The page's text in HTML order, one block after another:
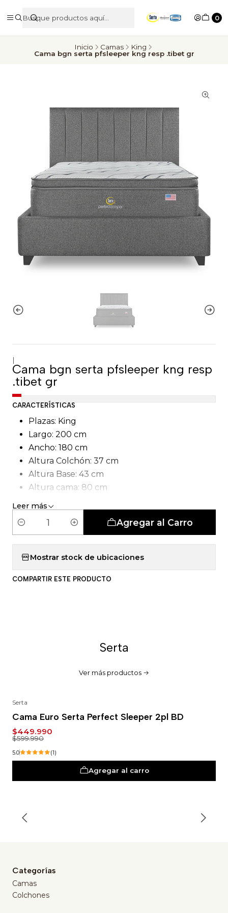
0
Inicio Camas
King
Cama bgn serta pfsleeper kng resp .tibet gr
|
Cama bgn serta pfsleeper kng resp
.tibet gr
CARACTERÍSTICAS
Plazas: King
Largo: 200 cm
Ancho: 180 cm
Altura Colchón: 37 cm
Altura Base: 43 cm
Altura cama: 80 cm
Tipo de Carcasa: Pocket smartcomfort
Leer más
t
i
Agregar al Carro
Mostrar stock de ubicaciones
COMPARTIR ESTE PRODUCTO
Serta
Ver más productos
Serta
Cama Euro Serta Perfect Sleeper 2pl BD
$449.990
$599.990
5.0 (1)
Agregar al carro
Categorías
Camas
Colchones